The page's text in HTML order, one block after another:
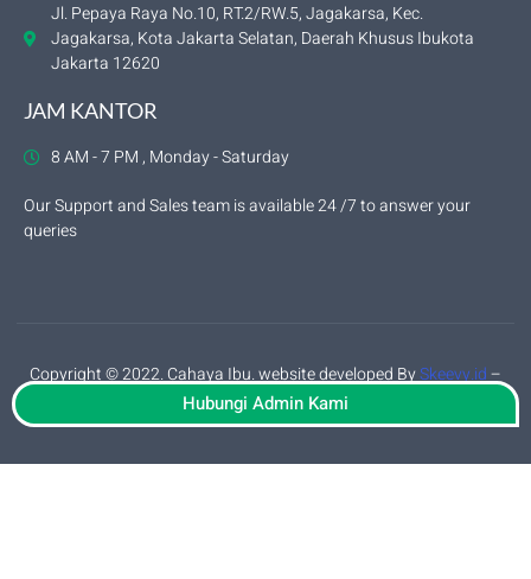
Jl. Pepaya Raya No.10, RT.2/RW.5, Jagakarsa, Kec.
Jagakarsa, Kota Jakarta Selatan, Daerah Khusus Ibukota
Jakarta 12620
JAM KANTOR
8 AM - 7 PM , Monday - Saturday
Our Support and Sales team is available 24 /7 to answer your
queries
Copyright © 2022. Cahaya Ibu. website developed BySkeevy.id–
privacy policy
Hubungi Admin Kami